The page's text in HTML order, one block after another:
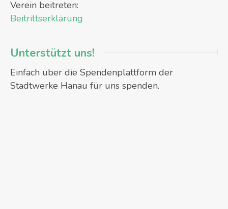
Verein beitreten:
Beitrittserklärung
Unterstützt uns!
Einfach über die Spendenplattform der
Stadtwerke Hanau für uns spenden.